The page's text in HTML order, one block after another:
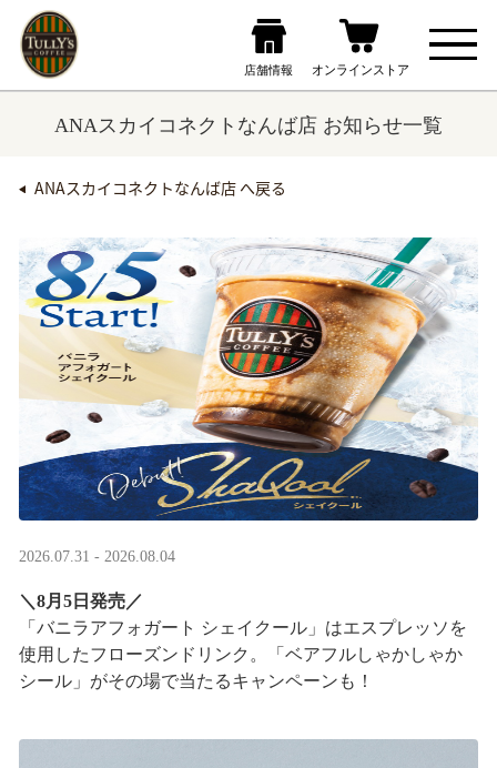
ANAスカイコネクトなんば店 お知らせ一覧
ANAスカイコネクトなんば店 へ戻る
2026.07.31 - 2026.08.04
＼8月5日発売／
「バニラアフォガート シェイクール」はエスプレッソを
使用したフローズンドリンク。「ベアフルしゃかしゃか
シール」がその場で当たるキャンペーンも！